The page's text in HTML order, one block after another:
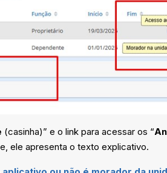
(casinha)” e o link para acessar os “
ele apresenta o texto explicativo.